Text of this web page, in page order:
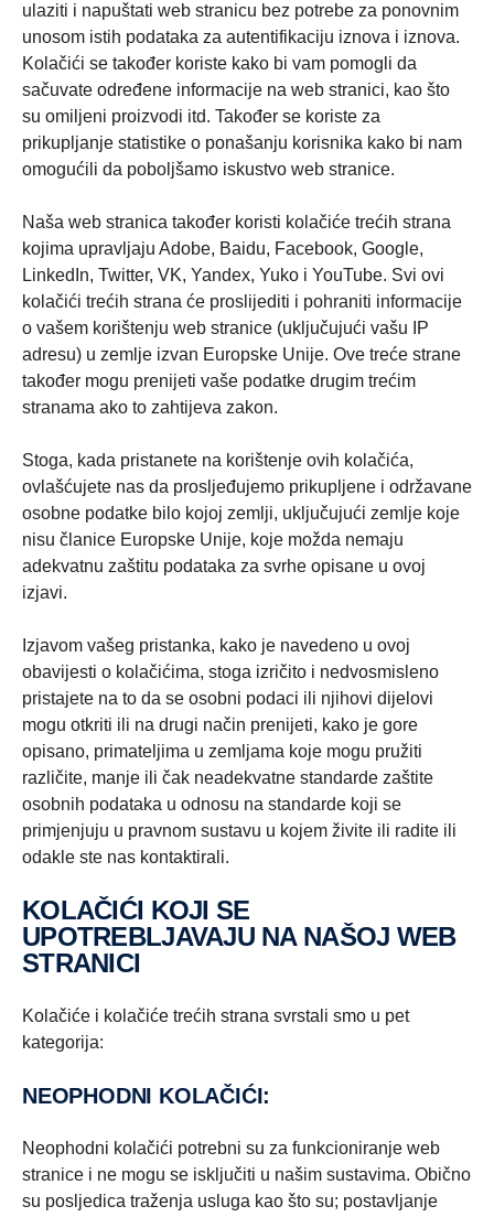
ulaziti i napuštati web stranicu bez potrebe za ponovnim
unosom istih podataka za autentifikaciju iznova i iznova.
Kolačići se također koriste kako bi vam pomogli da
sačuvate određene informacije na web stranici, kao što
su omiljeni proizvodi itd. Također se koriste za
prikupljanje statistike o ponašanju korisnika kako bi nam
omogućili da poboljšamo iskustvo web stranice.
Naša web stranica također koristi kolačiće trećih strana
kojima upravljaju Adobe, Baidu, Facebook, Google,
LinkedIn, Twitter, VK, Yandex, Yuko i YouTube. Svi ovi
kolačići trećih strana će proslijediti i pohraniti informacije
o vašem korištenju web stranice (uključujući vašu IP
adresu) u zemlje izvan Europske Unije. Ove treće strane
također mogu prenijeti vaše podatke drugim trećim
stranama ako to zahtijeva zakon.
Stoga, kada pristanete na korištenje ovih kolačića,
ovlašćujete nas da prosljeđujemo prikupljene i održavane
osobne podatke bilo kojoj zemlji, uključujući zemlje koje
nisu članice Europske Unije, koje možda nemaju
adekvatnu zaštitu podataka za svrhe opisane u ovoj
izjavi.
Izjavom vašeg pristanka, kako je navedeno u ovoj
obavijesti o kolačićima, stoga izričito i nedvosmisleno
pristajete na to da se osobni podaci ili njihovi dijelovi
mogu otkriti ili na drugi način prenijeti, kako je gore
opisano, primateljima u zemljama koje mogu pružiti
različite, manje ili čak neadekvatne standarde zaštite
osobnih podataka u odnosu na standarde koji se
primjenjuju u pravnom sustavu u kojem živite ili radite ili
odakle ste nas kontaktirali.
KOLAČIĆI KOJI SE
UPOTREBLJAVAJU NA NAŠOJ WEB
STRANICI
Kolačiće i kolačiće trećih strana svrstali smo u pet
kategorija:
NEOPHODNI KOLAČIĆI:
Neophodni kolačići potrebni su za funkcioniranje web
stranice i ne mogu se isključiti u našim sustavima. Obično
su posljedica traženja usluga kao što su; postavljanje